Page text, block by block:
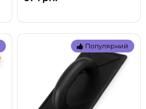
Популярний